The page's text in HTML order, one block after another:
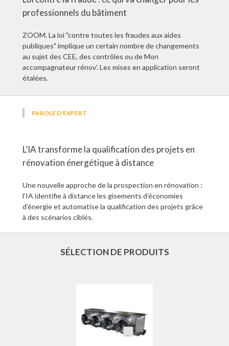
professionnels du bâtiment
ZOOM. La loi "contre toutes les fraudes aux aides
publiques" implique un certain nombre de changements
au sujet des CEE, des contrôles ou de Mon
accompagnateur rénov'. Les mises en application seront
étalées.
PAROLE D'EXPERT
L’IA transforme la qualification des projets en
rénovation énergétique à distance
Une nouvelle approche de la prospection en rénovation :
l’IA identifie à distance les gisements d’économies
d’énergie et automatise la qualification des projets grâce
à des scénarios ciblés.
SÉLECTION DE PRODUITS